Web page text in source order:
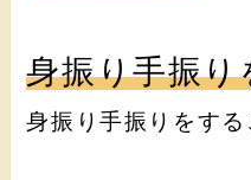
身振り手振り
身振り手振りをす